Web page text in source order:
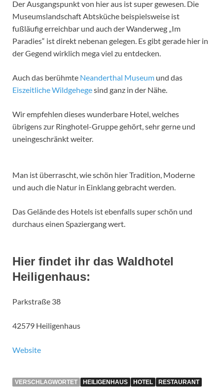
Der Ausgangspunkt von hier aus ist super gewesen. Die
Museumslandschaft Abtsküche beispielsweise ist
fußläufig erreichbar und auch der Wanderweg „Im
Paradies“ ist direkt nebenan gelegen. Es gibt gerade hier in
der Gegend wirklich mega viel zu entdecken.
Auch das berühmte Neanderthal Museum und das
Eiszeitliche Wildgehegesind ganz in der Nähe.
Wir empfehlen dieses wunderbare Hotel, welches
übrigens zur Ringhotel-Gruppe gehört, sehr gerne und
uneingeschränkt weiter.
Man ist überrascht, wie schön hier Tradition, Moderne
und auch die Natur in Einklang gebracht werden.
Das Gelände des Hotels ist ebenfalls super schön und
durchaus einen Spaziergang wert.
Hier findet ihr das Waldhotel
Heiligenhaus:
Parkstraße 38
42579 Heiligenhaus
Website
VERSCHLAGWORTET HEILIGENHAUS HOTEL RESTAURANT